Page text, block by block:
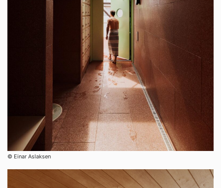
© Einar Aslaksen